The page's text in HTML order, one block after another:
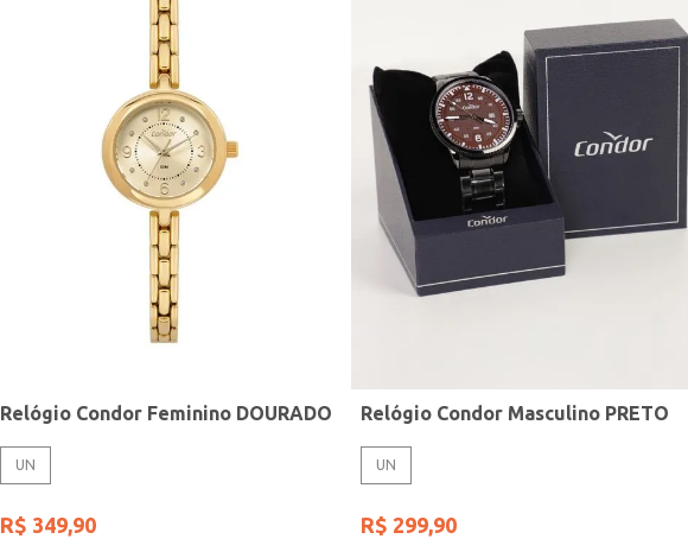
Relógio Condor Feminino DOURADO
UN
R$ 349,90
Relógio Condor Masculino PRETO
UN
R$ 299,90